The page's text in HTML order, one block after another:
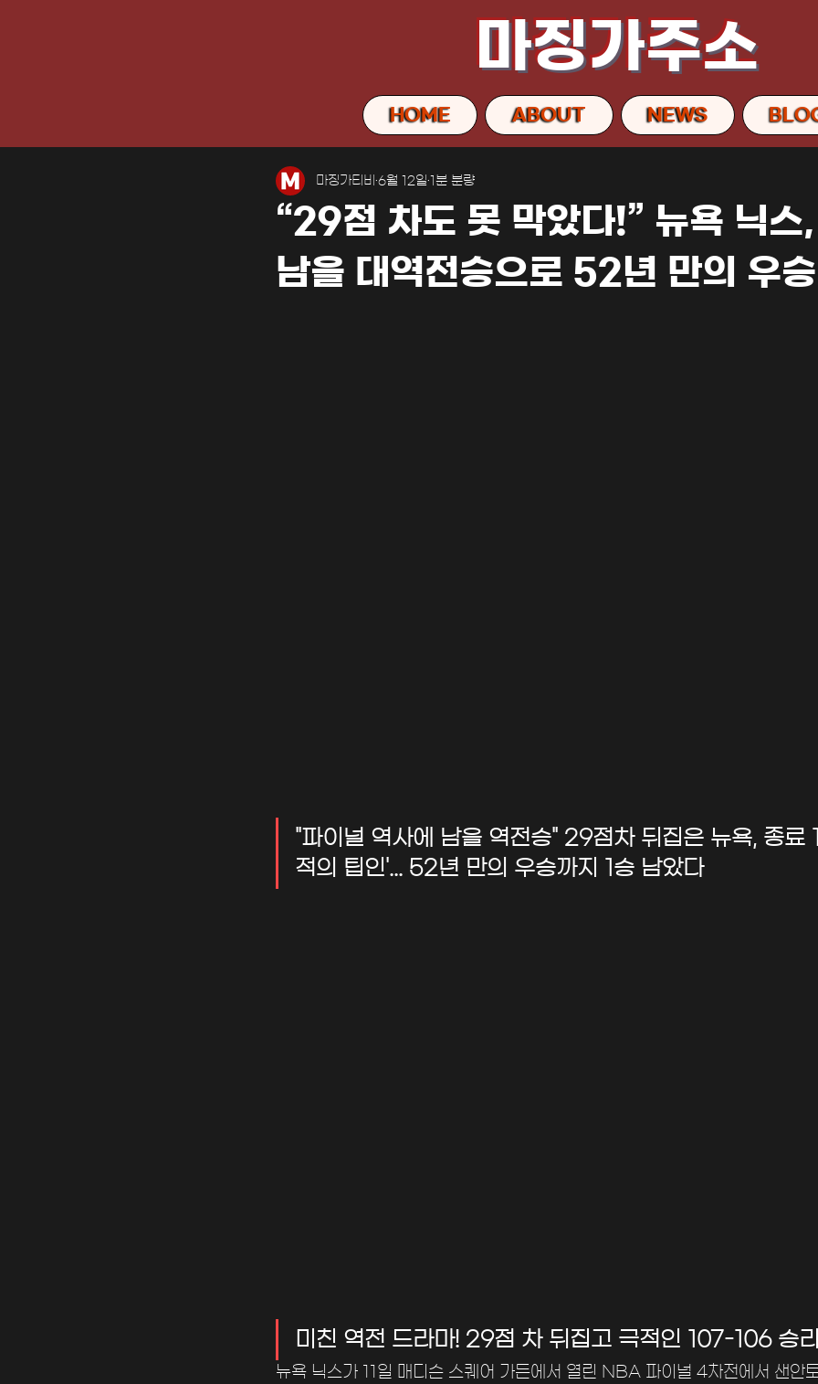
마징가주소
HOME ABOUT NEWS
“29점 차도 못 막았다!” 뉴욕 닉스,
남을 대역전승으로 52년 만의 우
마징가티비 6월 12일 1분 분량
"파이널 역사에 남을 역전승" 29점차 뒤집은 뉴욕, 종료
적의 팁인'... 52년 만의 우승까지 1승 남았다
미친 역전 드라마! 29점 차 뒤집고 극적인 107-106 승리
뉴욕 닉스가 11일 매디슨 스퀘어 가든에서 열린 NBA 파이널 4차전에서 샌안